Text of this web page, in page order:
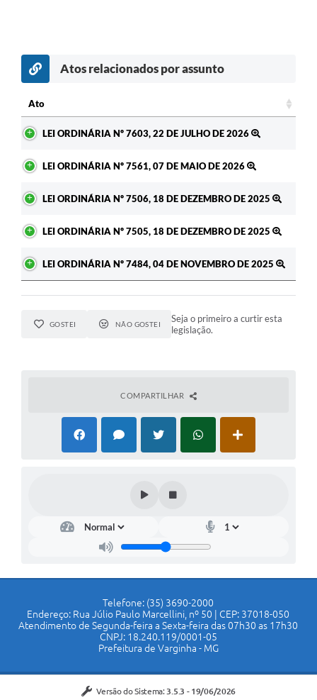
Atos relacionados por assunto
Ato
LEI ORDINÁRIA Nº 7603, 22 DE JULHO DE 2026
LEI ORDINÁRIA Nº 7561, 07 DE MAIO DE 2026
LEI ORDINÁRIA Nº 7506, 18 DE DEZEMBRO DE 2025
LEI ORDINÁRIA Nº 7505, 18 DE DEZEMBRO DE 2025
LEI ORDINÁRIA Nº 7484, 04 DE NOVEMBRO DE 2025
GOSTEI NÃO GOSTEI
Seja o primeiro a curtir esta
legislação.
COMPARTILHAR
Telefone: (35) 3690-2000
Endereço: Rua Júlio Paulo Marcellini, nº 50 | CEP: 37018-050
Atendimento de Segunda-feira a Sexta-feira das 07h30 as 17h30
CNPJ: 18.240.119/0001-05
Prefeitura de Varginha - MG
Versão do Sistema: 3.5.3 - 19/06/2026